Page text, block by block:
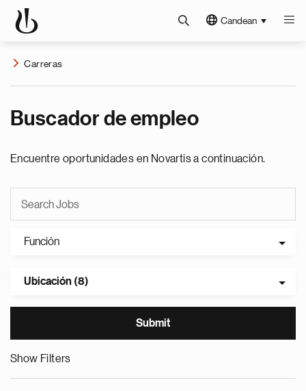
Candean
Carreras
Buscador de empleo
Encuentre oportunidades en Novartis a continuación.
Función
Ubicación (8)
Show Filters